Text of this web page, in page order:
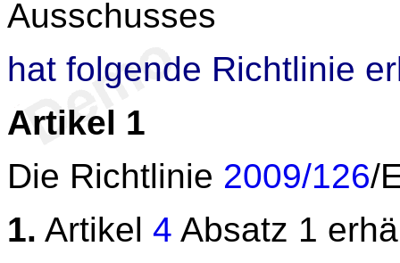
Ausschusses
hat folgende Richtlinie
Artikel 1
Die Richtlinie 2009/126/
1. Artikel 4 Absatz 1